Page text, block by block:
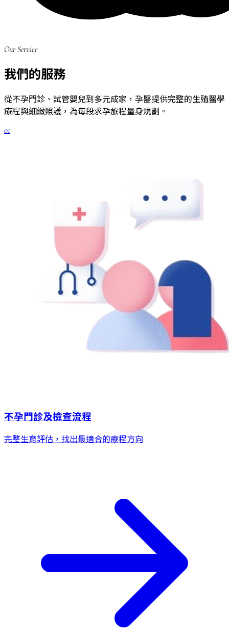
Our Service
我們的服務
從不孕門診、試管嬰兒到多元成家，孕醫提供完整的生殖醫學
療程與細緻照護，為每段求孕旅程量身規劃。
01
不孕門診及檢查流程
完整生育評估，找出最適合的療程方向